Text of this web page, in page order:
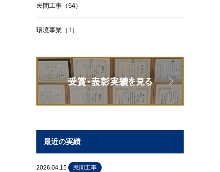
民間工事（64）
環境事業（1）
最近の実績
2026.04.15 民間工事